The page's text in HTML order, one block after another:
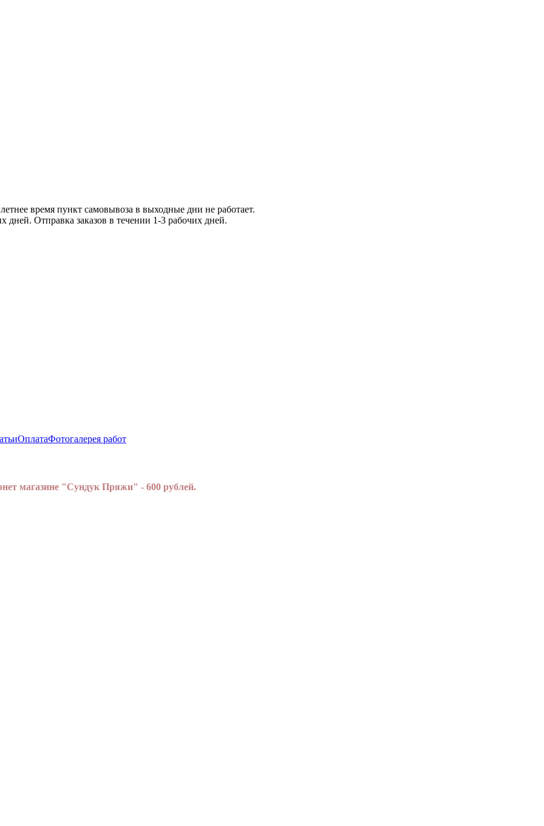
время пункт самовывоза в выходные дни не работает.
1-2 рабочих дней. Отправка заказов в течении 1-3 рабочих дней.
ОплатаФотогалерея работ
магазине "Сундук Пряжи" - 600 рублей.